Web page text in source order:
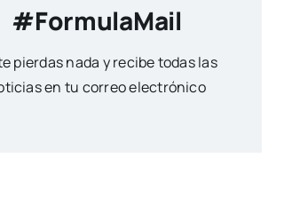
#FormulaMail
pierdas nada y recibe todas las
en tu correo electrónico